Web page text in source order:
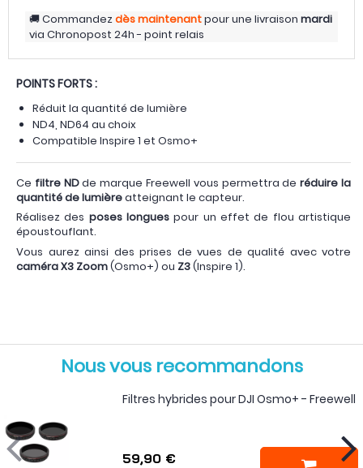
Commandezdès maintenantpour une livraison mardi
via Chronopost 24h - point relais
POINTS FORTS :
Réduit la quantité de lumière
ND4, ND64 au choix
Compatible Inspire 1 et Osmo+
Ce filtre NDde marque Freewell vous permettra deréduire la
quantité de lumièreatteignant le capteur.
Réalisez des poses longues pour un effet de flou artistique
époustouflant.
Vous aurez ainsi des prises de vues de qualité avec votre
caméra X3 Zoom(Osmo+) ou Z3(Inspire 1).
Nous vous recommandons
Filtres hybrides pour DJI Osmo+ - Freewell
59,90 €